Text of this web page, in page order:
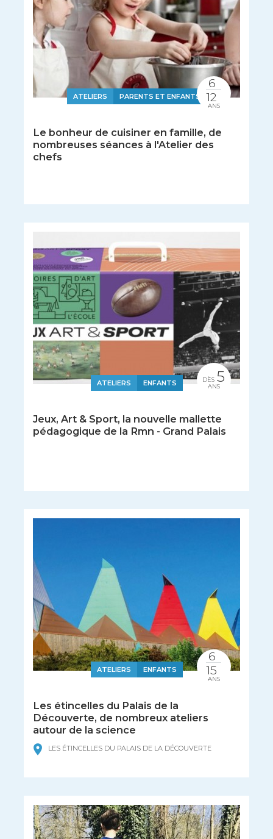
ATELIERS PARENTS ET ENFANTS
Le bonheur de cuisiner en famille, de
nombreuses séances à l'Atelier des
chefs
6
12
ANS
ATELIERS ENFANTS
Jeux, Art & Sport, la nouvelle mallette
pédagogique de la Rmn - Grand Palais
DÈS 5
ANS
ATELIERS ENFANTS
Les étincelles du Palais de la
Découverte, de nombreux ateliers
autour de la science
LES ÉTINCELLES DU PALAIS DE LA DÉCOUVERTE
6
15
ANS